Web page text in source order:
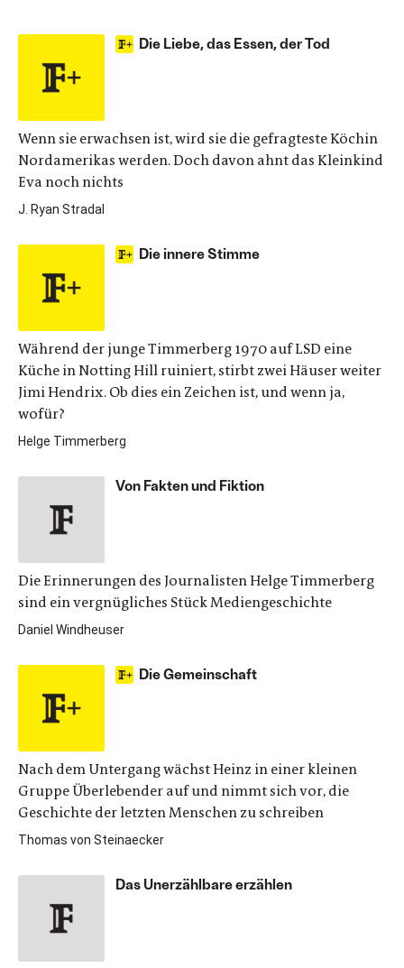
Die Liebe, das Essen, der Tod
Wenn sie erwachsen ist, wird sie die gefragteste Köchin
Nordamerikas werden. Doch davon ahnt das Kleinkind
Eva noch nichts
J. Ryan Stradal
Die innere Stimme
Während der junge Timmerberg 1970 auf LSD eine
Küche in Notting Hill ruiniert, stirbt zwei Häuser weiter
Jimi Hendrix. Ob dies ein Zeichen ist, und wenn ja,
wofür?
Helge Timmerberg
Von Fakten und Fiktion
Die Erinnerungen des Journalisten Helge Timmerberg
sind ein vergnügliches Stück Mediengeschichte
Daniel Windheuser
Die Gemeinschaft
Nach dem Untergang wächst Heinz in einer kleinen
Gruppe Überlebender auf und nimmt sich vor, die
Geschichte der letzten Menschen zu schreiben
Thomas von Steinaecker
Das Unerzählbare erzählen